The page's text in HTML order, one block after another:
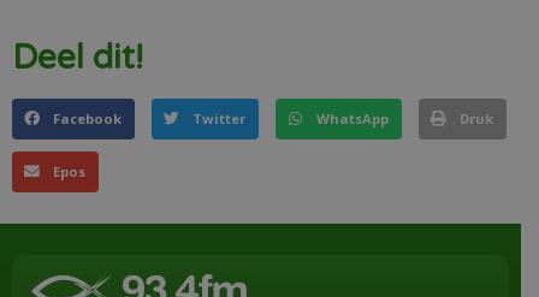
Deel dit!
Facebook Twitter WhatsApp Druk
Epos